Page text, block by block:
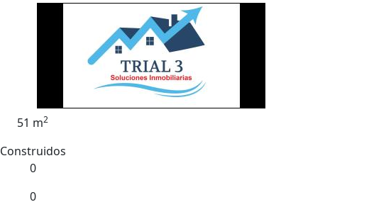
51 m2
Construidos
0
0